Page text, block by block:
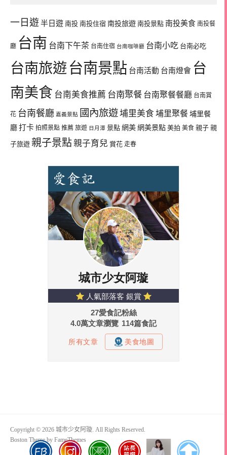
一日遊半日遊 南投 南投住宿 南投旅遊 南投景點 南投美食 南投餐
廳 台南 台南下午茶 台南住宿 台南咖啡廳 台南小吃 台南必吃
台南旅遊 台南景點 台南活動 台南燈會 台
南美食 台南美食推薦 台南聚餐 台南聚餐餐廳 台南賞
花 台南餐廳 嘉義景點 國內旅遊埔里美食 埔里聚餐埔里餐
廳打卡 拍照景點 推薦 旅遊 日月潭 景點 網美網美景點 美拍 美食 親子 親
子旅遊 親子景點親子育兒 賞花 走春
Copyright © 2026 城市少女阿璇. All Rights Reserved.
Boston Theme by FameThemes